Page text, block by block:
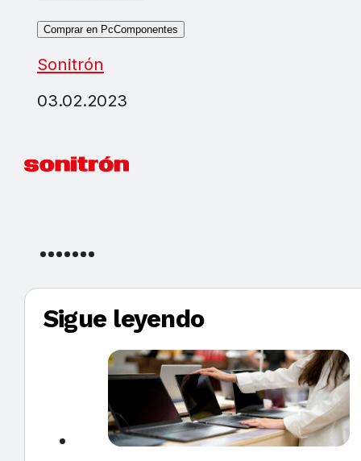
Comprar en PcComponentes
Sonitrón
03.02.2023
Sigue leyendo